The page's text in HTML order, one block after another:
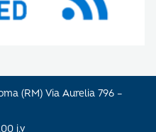
(RM) Via Aurelia 796 –
i.v